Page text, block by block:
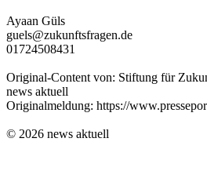
Ayaan Güls
guels@zukunftsfragen.de
01724508431
Original-Content von: Stiftung für
news aktuell
Originalmeldung: https://
© 2026 news aktuell